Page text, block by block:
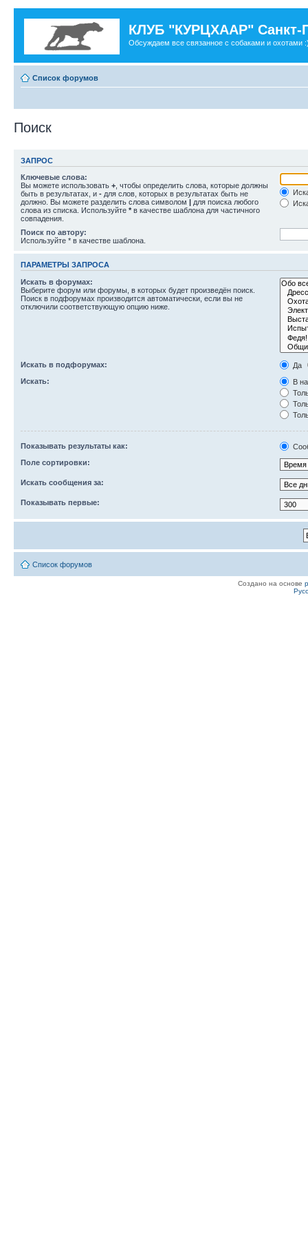
КЛУБ "КУРЦХААР" Санкт-
Обсуждаем все связанное с собаками и охотами
Список форумов
Поиск
ЗАПРОС
Ключевые слова:
Вы можете использовать + , чтобы определить слова, которые должны
быть в результатах, и - для слов, которых в результатах быть не
должно. Вы можете разделить слова символом | для поиска любого
слова из списка. Используйте * в качестве шаблона для частичного
совпадения.
Поиск по автору:
Используйте * в качестве шаблона.
ПАРАМЕТРЫ ЗАПРОСА
Искать в форумах:
Выберите форум или форумы, в которых будет произведён поиск.
Поиск в подфорумах производится автоматически, если вы не
отключили соответствующую опцию ниже.
Искать в подфорумах:
Да
Искать:
В
Показывать результаты как:
Поле сортировки:
Искать сообщения за:
Показывать первые:
Список форумов
Создано на основе